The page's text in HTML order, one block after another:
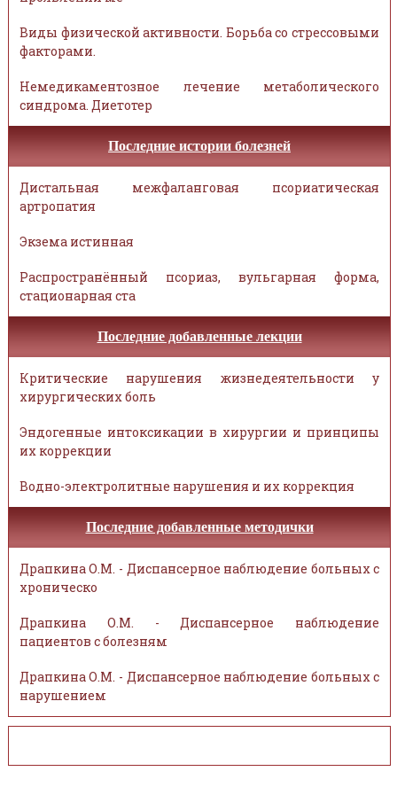
Виды физической активности. Борьба со стрессовыми
факторами.
Немедикаментозное лечение метаболического
синдрома. Диетотер
Последние истории болезней
Дистальная межфаланговая псориатическая
артропатия
Экзема истинная
Распространённый псориаз, вульгарная форма,
стационарная ста
Последние добавленные лекции
Критические нарушения жизнедеятельности у
хирургических боль
Эндогенные интоксикации в хирургии и принципы
их коррекции
Водно-электролитные нарушения и их коррекция
Последние добавленные методички
Драпкина О.М. - Диспансерное наблюдение больных с
хроническо
Драпкина О.М. - Диспансерное наблюдение
пациентов с болезням
Драпкина О.М. - Диспансерное наблюдение больных с
нарушением